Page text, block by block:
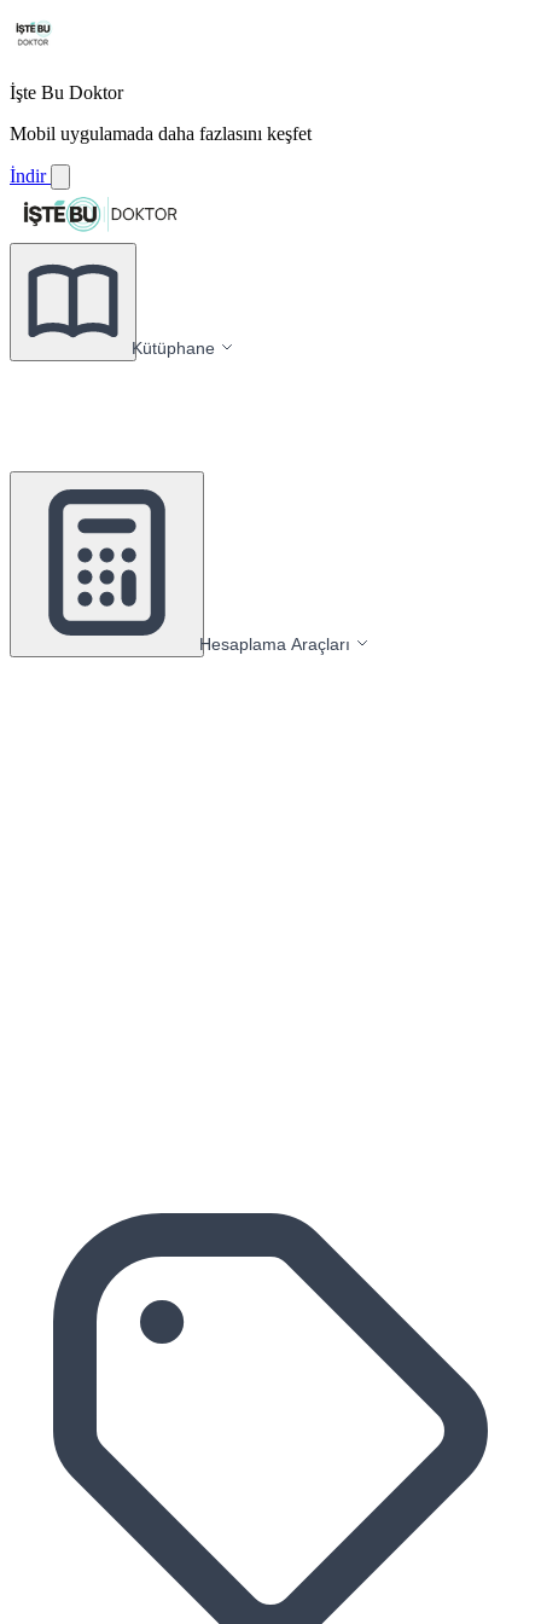
İşte Bu Doktor
Mobil uygulamada daha fazlasını keşfet
İndir
Kütüphane
Hesaplama Araçları